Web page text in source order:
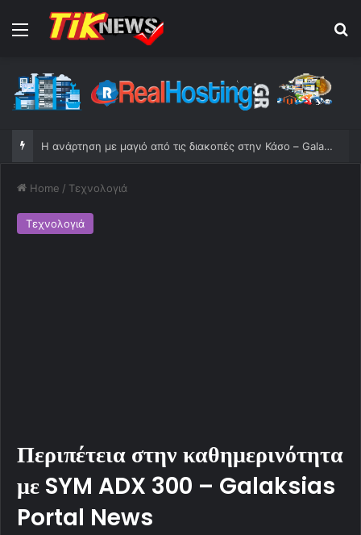
Menu
Η ανάρτηση με μαγιό από τις διακοπές στην Κάσο – Galaksias Portal News
Home / Τεχνολογιά
Τεχνολογιά
Περιπέτεια στην καθημερινότητα
με SYM ADX 300 – Galaksias
Portal News